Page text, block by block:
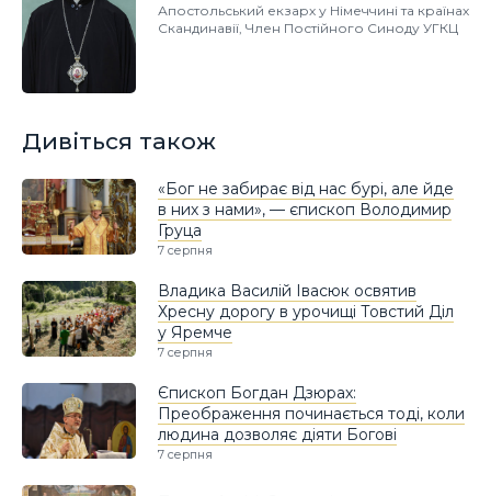
Апостольський екзарх у Німеччині та країнах
Скандинавії, Член Постійного Синоду УГКЦ
Дивіться також
«Бог не забирає від нас бурі, але йде
в них з нами», — єпископ Володимир
Груца
7 серпня
Владика Василій Івасюк освятив
Хресну дорогу в урочищі Товстий Діл
у Яремче
7 серпня
Єпископ Богдан Дзюрах:
Преображення починається тоді, коли
людина дозволяє діяти Богові
7 серпня